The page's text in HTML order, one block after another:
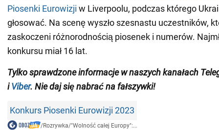
Piosenki Eurowizji w Liverpoolu, podczas którego
głosować. Na scenę wyszło szesnastu uczestników,
zaskoczeni różnorodnością piosenek i numerów.
konkursu miał 16 lat.
Tylkosprawdzone informacje w naszych kanałach
iViber. Nie daj się nabrać na fałszywki!
Konkurs Piosenki Eurowizji 2023
/Rozrywka/"Wolność całej Europy":...